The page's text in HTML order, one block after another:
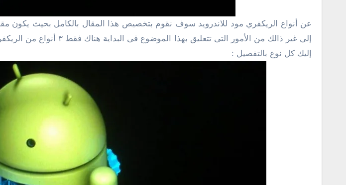
عن أنواع الريكفري مود للاندرويد سوف نقوم بتخصيص هذا المقال بالكامل بحيث يكون مقدمة لتوضيح الفكرة العامة حول الريكفرى وما الحاجة إليه وكيف يمكنك تركيب الروم
إليك كل نوع بالتفصيل :